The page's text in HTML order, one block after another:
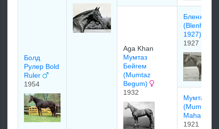
Болд
Рулер Bold
Ruler
1954
Aga Khan
Mумтаз
Бeйгeм
(Mumtaz
Begum)
1932
Бленхейм
(Blenheim
1927)
1927
Мумтаз
(Mumtaz
Mahal)
1921